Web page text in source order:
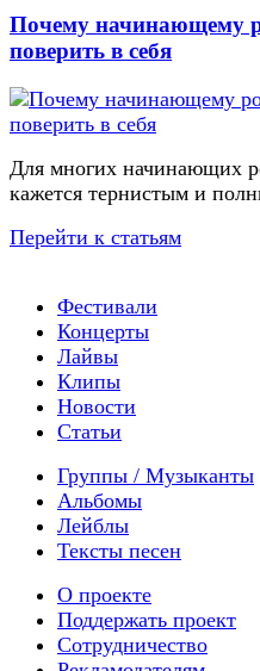
Почему начинающему
поверить в себя
Для многих начинающих
кажется тернистым и
Перейти к статьям
Фестивали
Концерты
Лайвы
Клипы
Новости
Статьи
Группы / Музыканты
Альбомы
Лейблы
Тексты песен
О проекте
Поддержать проект
Сотрудничество